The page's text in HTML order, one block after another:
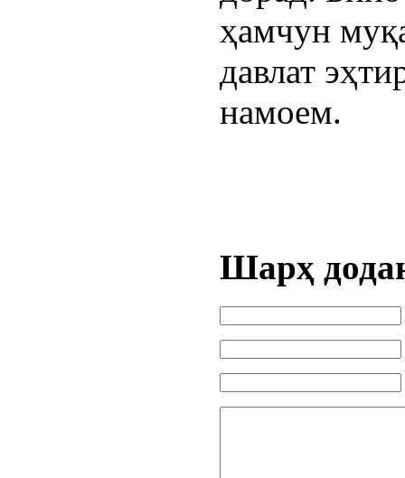
ҳамчун
давлат
намоем.
Шарҳ